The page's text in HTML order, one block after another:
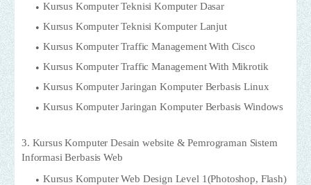
Kursus Komputer Teknisi Komputer Dasar
Kursus Komputer Teknisi Komputer Lanjut
Kursus Komputer Traffic Management With Cisco
Kursus Komputer Traffic Management With Mikrotik
Kursus Komputer Jaringan Komputer Berbasis Linux
Kursus Komputer Jaringan Komputer Berbasis Windows
3. Kursus Komputer Desain website & Pemrograman Sistem
Informasi Berbasis Web
Kursus Komputer Web Design Level 1(Photoshop, Flash)